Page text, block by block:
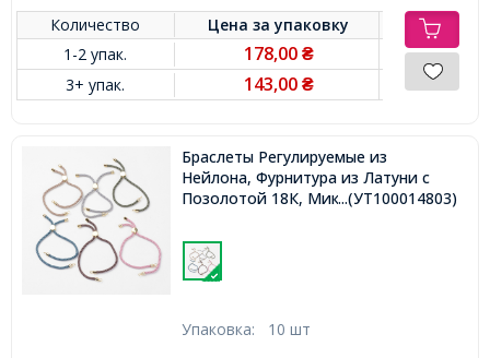
Количество Цена заупаковку
1-2 упак.
178,00 ₴
3+ упак. 143,00 ₴
Браслеты Регулируемые из
Нейлона, Фурнитура из Латуни с
Позолотой 18К, Микс, 13х0.3см,
...(УТ100014803)
Упаковка: 10 шт